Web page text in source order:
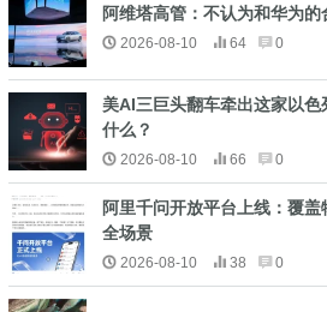
阿维塔高管：不认为和华为的
2026-08-10 64 0
美AI三巨头翻车牵出这家以
什么？
2026-08-10 66 0
阿里千问开放平台上线：覆
全场景
2026-08-10 38 0